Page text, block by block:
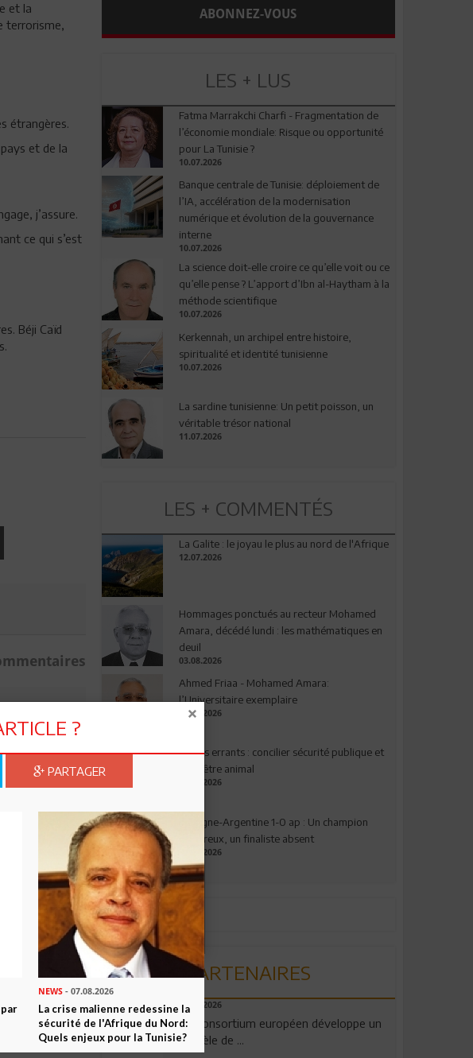
et la
terrorisme,
étrangères.
et de la
j’assure.
ce qui s’est
Béji Caïd
Envoyer
ABONNEZ-VOUS
LES + LUS
Fatma Marrakchi Charfi - Fragmentation de
l’économie mondiale: Risque ou opportunité
pour La Tunisie ?
10.07.2026
Banque centrale de Tunisie: déploiement de
l’IA, accélération de la modernisation
numérique et évolution de la gouvernance
interne
10.07.2026
La science doit-elle croire ce qu’elle voit ou ce
qu’elle pense ? L’apport d’Ibn al-Haytham à la
méthode scientifique
10.07.2026
Kerkennah, un archipel entre histoire,
spiritualité et identité tunisienne
10.07.2026
La sardine tunisienne: Un petit poisson, un
véritable trésor national
11.07.2026
LES + COMMENTÉS
La Galite : le joyau le plus au nord de l'Afrique
12.07.2026
Hommages ponctués au recteur Mohamed
Amara, décédé lundi : les mathématiques en
deuil
03.08.2026
Ahmed Friaa - Mohamed Amara:
l’Universitaire exemplaire
04.08.2026
Chiens errants : concilier sécurité publique et
bien-être animal
17.07.2026
Espagne-Argentine 1-0 ap : Un champion
valeureux, un finaliste absent
19.07.2026
PARTENAIRES
06.08.2026
Un consortium européen développe un
modèle de ...
?
PARTAGER
NEWS- 07.08.2026
La crise malienne redessine la
sécurité de l'Afrique du Nord:
Quels enjeux pour la Tunisie?